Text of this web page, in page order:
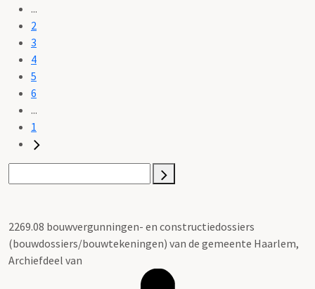
...
2
3
4
5
6
...
1
2269.08 bouwvergunningen- en constructiedossiers
(bouwdossiers/bouwtekeningen) van de gemeente Haarlem,
Archiefdeel van